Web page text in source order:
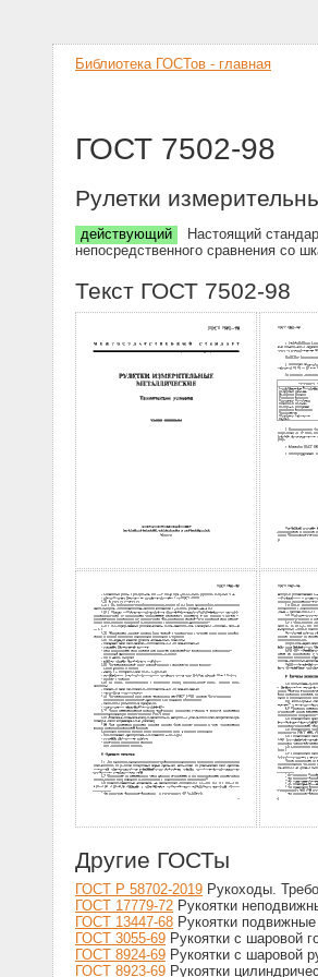
Библиотека ГОСТов - главная
ГОСТ 7502-98
Рулетки
действующий
Настоящий
непосредственного сравнения со
Текст ГОСТ 7502-98
Другие ГОСТы
ГОСТ Р 58702-2019 Рукоходы.
ГОСТ 17779-72 Рукоятки
ГОСТ 13447-68 Рукоятки
ГОСТ 3055-69 Рукоятки с шаровой
ГОСТ 8924-69 Рукоятки с шаровой
ГОСТ 8923-69 Рукоятки